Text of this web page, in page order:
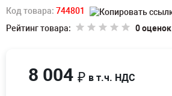
Код товара: 744801
Рейтинг товара:
0 оценок
8 004 ₽ в т.ч. НДС